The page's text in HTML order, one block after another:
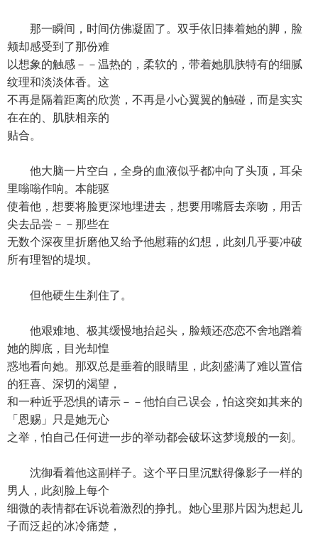
那一瞬间，时间仿佛凝固了。双手依旧捧着她的脚，脸
颊却感受到了那份难
以想象的触感－－温热的，柔软的，带着她肌肤特有的细腻
纹理和淡淡体香。这
不再是隔着距离的欣赏，不再是小心翼翼的触碰，而是实实
在在的、肌肤相亲的
贴合。
他大脑一片空白，全身的血液似乎都冲向了头顶，耳朵
里嗡嗡作响。本能驱
使着他，想要将脸更深地埋进去，想要用嘴唇去亲吻，用舌
尖去品尝－－那些在
无数个深夜里折磨他又给予他慰藉的幻想，此刻几乎要冲破
所有理智的堤坝。
但他硬生生刹住了。
他艰难地、极其缓慢地抬起头，脸颊还恋恋不舍地蹭着
她的脚底，目光却惶
惑地看向她。那双总是垂着的眼睛里，此刻盛满了难以置信
的狂喜、深切的渴望，
和一种近乎恐惧的请示－－他怕自己误会，怕这突如其来的
「恩赐」只是她无心
之举，怕自己任何进一步的举动都会破坏这梦境般的一刻。
沈御看着他这副样子。这个平日里沉默得像影子一样的
男人，此刻脸上每个
细微的表情都在诉说着激烈的挣扎。她心里那片因为想起儿
子而泛起的冰冷痛楚，